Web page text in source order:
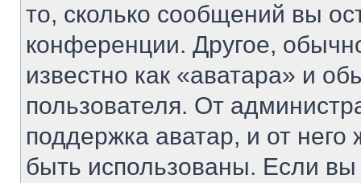
то, сколько сообщений вы
конференции. Другое,
известно как «аватара» и
пользователя. От
поддержка аватар, и от него
быть использованы. Если